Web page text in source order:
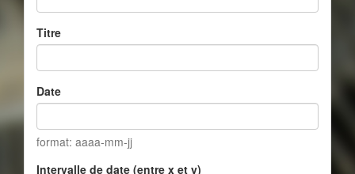
Titre
Date
format: aaaa-mm-jj
Intervalle de date (entre x et y)